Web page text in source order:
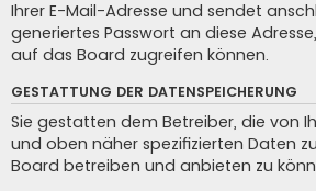
Ihrer E-Mail-Adresse und sendet
generiertes Passwort an diese
auf das Board zugreifen können.
GESTATTUNG DER DATENSPEICHERUNG
Sie gestatten dem Betreiber, die von
und oben näher spezifizierten Daten
Board betreiben und anbieten zu